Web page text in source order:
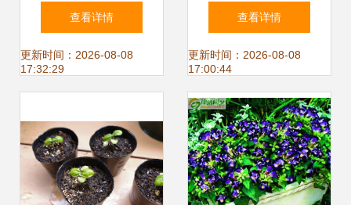
精品简介 | 藏花阁
花卉论坛园艺分享
查看详情
更新时间：2026-08-08
17:32:29
花独放，香满乾坤
查看详情
更新时间：2026-08-08
17:00:44